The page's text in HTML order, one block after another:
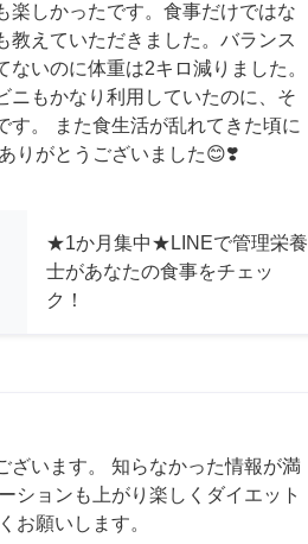
楽しかったです。食事だけではな
教えていただきました。バランス
いのに体重は2キロ減りました。
ニもかなり利用していたのに、そ
す。 また食生活が乱れてきた頃に
りがとうございました😊❣️
★1か月集中★LINEで管理栄養
士があなたの食事をチェッ
ク！
ざいます。 知らなかった情報が満
ションも上がり楽しくダイエット
お願いします。